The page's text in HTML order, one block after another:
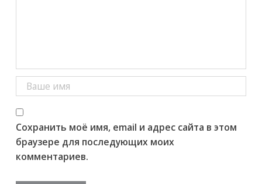
Сохранить моё имя, email и адрес сайта в этом
браузере для последующих моих
комментариев.